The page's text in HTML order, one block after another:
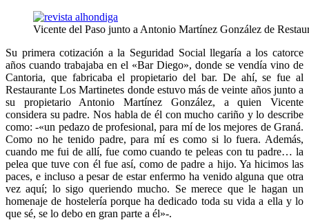
Vicente del Paso junto a Antonio Martínez González de
Su primera cotización a la Seguridad Social llegaría a los catorce
años cuando trabajaba en el «Bar Diego», donde se vendía vino de
Cantoria, que fabricaba el propietario del bar. De ahí, se fue al
Restaurante Los Martinetes donde estuvo más de veinte años junto a
su propietario Antonio Martínez González, a quien Vicente
considera su padre. Nos habla de él con mucho cariño y lo describe
como: -«un pedazo de profesional, para mí de los mejores de Graná.
Como no he tenido padre, para mí es como si lo fuera. Además,
cuando me fui de allí, fue como cuando te peleas con tu padre… la
pelea que tuve con él fue así, como de padre a hijo. Ya hicimos las
paces, e incluso a pesar de estar enfermo ha venido alguna que otra
vez aquí; lo sigo queriendo mucho. Se merece que le hagan un
homenaje de hostelería porque ha dedicado toda su vida a ella y lo
que sé, se lo debo en gran parte a él»-.